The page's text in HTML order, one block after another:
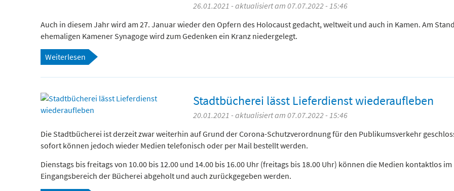
26.01.2021 - aktualisiert am 07.07.2022 - 15:46
Auch in diesem Jahr wird am 27. Januar wieder den Opfern des Holocaust gedacht, weltweit und auch in Kamen. Am
ehemaligen Kamener Synagoge wird zum Gedenken ein Kranz niedergelegt.
Weiterlesen
Stadtbücherei lässt Lieferdienst wiederaufleben
20.01.2021 - aktualisiert am 07.07.2022 - 15:46
Die Stadtbücherei ist derzeit zwar weiterhin auf Grund der Corona-Schutzverordnung für den Publikumsverkehr
sofort können jedoch wieder Medien telefonisch oder per Mail bestellt werden.
Dienstags bis freitags von 10.00 bis 12.00 und 14.00 bis 16.00 Uhr (freitags bis 18.00 Uhr) können die Medien kontaktlos im
Eingangsbereich der Bücherei abgeholt und auch zurückgegeben werden.